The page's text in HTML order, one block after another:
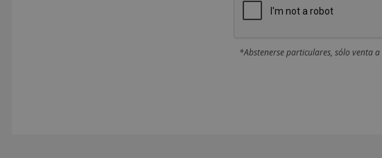
*Abstenerse particulares, sólo venta